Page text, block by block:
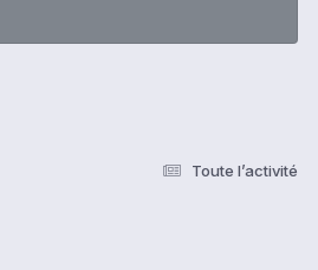
Toute l’activité